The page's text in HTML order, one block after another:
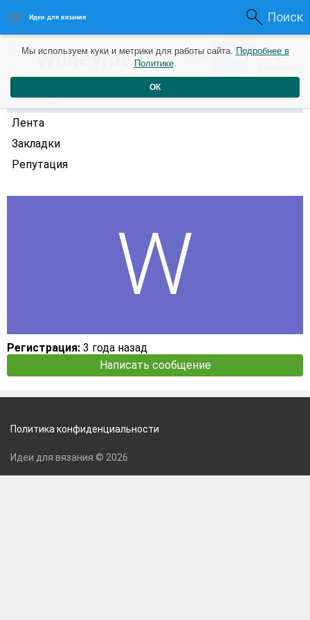
Идеи для вязания Поиск
Willieviosy3 года назад 0 0
Профиль
Лента
Закладки
Репутация
Регистрация: 3 года назад
Написать сообщение
Мы используем куки и метрики для работы сайта. Подробнее в
Политике.
ОК
Политика конфиденциальности
Идеи для вязания © 2026